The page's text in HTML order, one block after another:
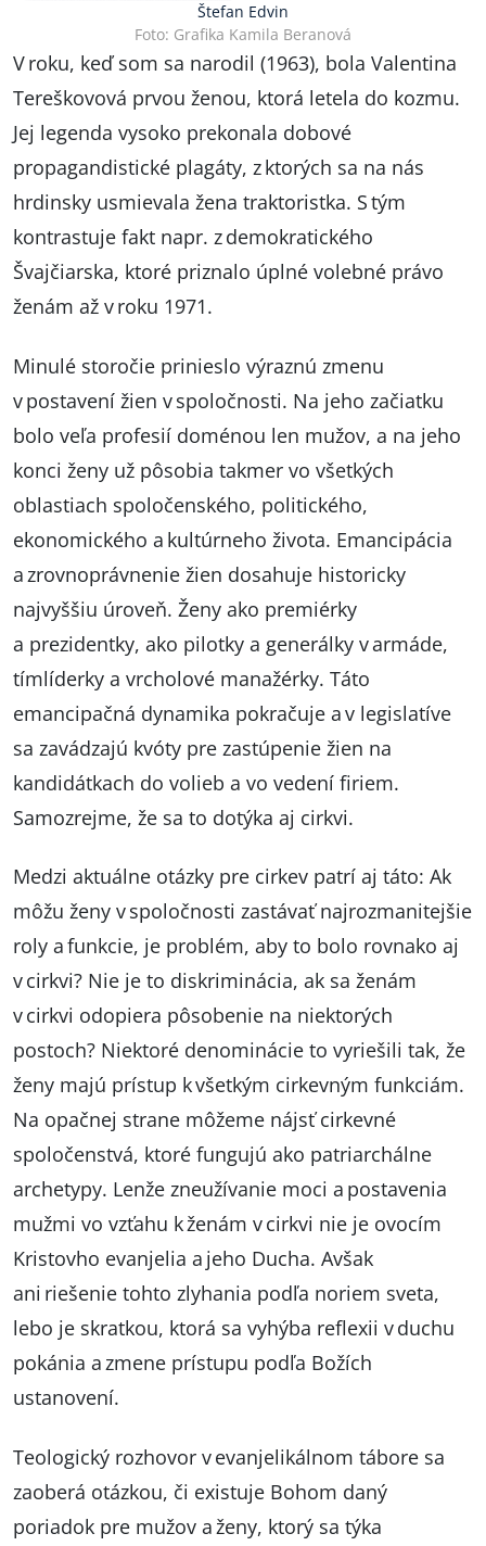
Štefan Edvin
Foto: Grafika Kamila Beranová
V roku, keď som sa narodil (1963), bola Valentina
Tereškovová prvou ženou, ktorá letela do kozmu.
Jej legenda vysoko prekonala dobové
propagandistické plagáty, z ktorých sa na nás
hrdinsky usmievala žena traktoristka. S tým
kontrastuje fakt napr. z demokratického
Švajčiarska, ktoré priznalo úplné volebné právo
ženám až v roku 1971.
Minulé storočie prinieslo výraznú zmenu
v postavení žien v spoločnosti. Na jeho začiatku
bolo veľa profesií doménou len mužov, a na jeho
konci ženy už pôsobia takmer vo všetkých
oblastiach spoločenského, politického,
ekonomického a kultúrneho života. Emancipácia
a zrovnoprávnenie žien dosahuje historicky
najvyššiu úroveň. Ženy ako premiérky
a prezidentky, ako pilotky a generálky v armáde,
tímlíderky a vrcholové manažérky. Táto
emancipačná dynamika pokračuje a v legislatíve
sa zavádzajú kvóty pre zastúpenie žien na
kandidátkach do volieb a vo vedení firiem.
Samozrejme, že sa to dotýka aj cirkvi.
Medzi aktuálne otázky pre cirkev patrí aj táto: Ak
môžu ženy v spoločnosti zastávať najrozmanitejšie
roly a funkcie, je problém, aby to bolo rovnako aj
v cirkvi? Nie je to diskriminácia, ak sa ženám
v cirkvi odopiera pôsobenie na niektorých
postoch? Niektoré denominácie to vyriešili tak, že
ženy majú prístup k všetkým cirkevným funkciám.
Na opačnej strane môžeme nájsť cirkevné
spoločenstvá, ktoré fungujú ako patriarchálne
archetypy. Lenže zneužívanie moci a postavenia
mužmi vo vzťahu k ženám v cirkvi nie je ovocím
Kristovho evanjelia a jeho Ducha. Avšak
ani riešenie tohto zlyhania podľa noriem sveta,
lebo je skratkou, ktorá sa vyhýba reflexii v duchu
pokánia a zmene prístupu podľa Božích
ustanovení.
Teologický rozhovor v evanjelikálnom tábore sa
zaoberá otázkou, či existuje Bohom daný
poriadok pre mužov a ženy, ktorý sa týka